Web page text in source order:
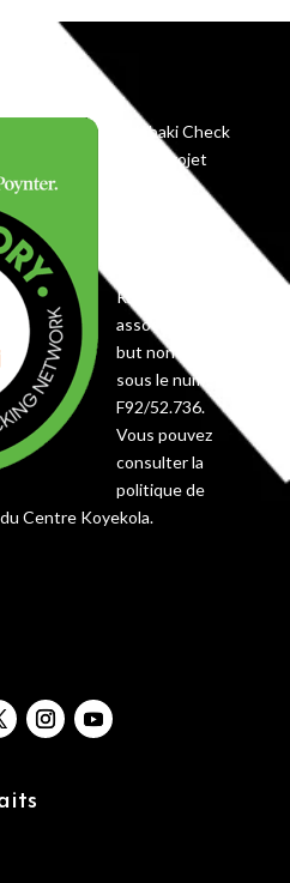
Balobaki Check
est le projet
éditorial du
RDC comme
association à
but non lucratif
sous le numéro
F92/52.736.
Vous pouvez
consulter la
politique de
Centre Koyekola.